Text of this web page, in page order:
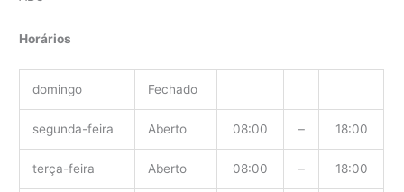
Horários
domingo Fechado
segunda-feira Aberto 08:00 – 18:00
terça-feira Aberto 08:00 – 18:00